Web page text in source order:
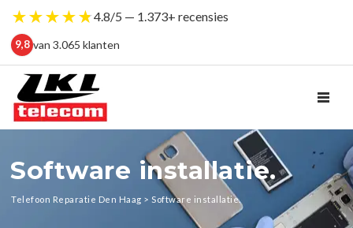
★★★★★4.8/5 — 1.373+ recensies
9,8 van 3.065 klanten
Software installatie.
Telefoon Reparatie Den Haag > Software installatie.